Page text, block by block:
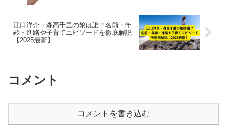
江口洋介・森高千里の娘は誰？名前・年
齢・進路や子育てエピソードを徹底解説
【2025最新】
コメント
コメントを書き込む